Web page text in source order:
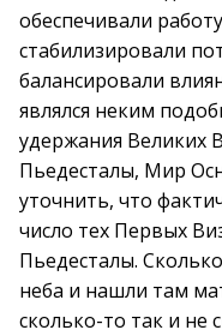
обеспечивали
стабилизировали
балансировали
являлся неким
удержания Великих
Пьедесталы, Мир
уточнить, что
число тех Первых
Пьедесталы.
неба и нашли там
сколько-то так и не